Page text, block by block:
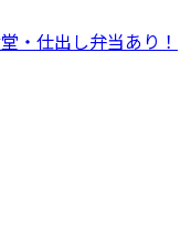
・仕出し弁当あり！